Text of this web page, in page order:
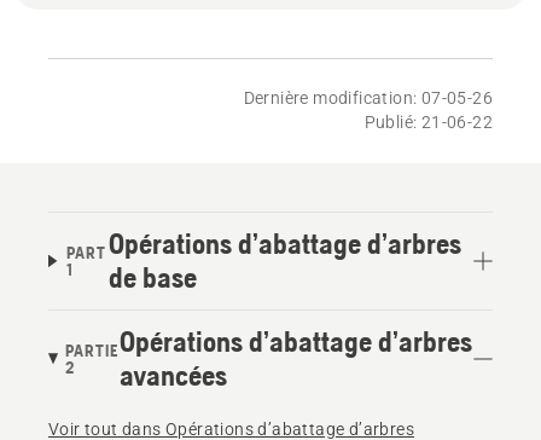
Dernière modification: 07-05-26
Publié: 21-06-22
PART
1
Opérations d’abattage d’arbres
de base
PARTIE
2
Opérations d’abattage d’arbres
avancées
Voir tout dans Opérations d’abattage d’arbres